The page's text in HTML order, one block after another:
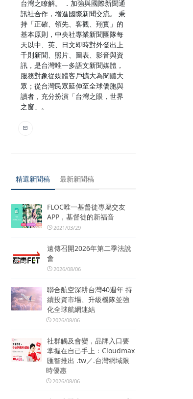
台灣之瞭解。 ．加強與國際新聞通
訊社合作，增進國際新聞交流。 秉
持「正確、領先、客觀、翔實」的
基本原則，中央社專業新聞團隊每
天以中、英、日文即時對外發出上
千則新聞、照片、圖表、影音與資
訊，是台灣唯一多語文新聞媒體，
服務對象從媒體客戶擴大為閱聽大
眾；從台灣民眾延伸至全球僑胞與
讀者，充分扮演「台灣之眼，世界
之窗」。
精選新聞稿 最新新聞稿
FLOC唯一基督徒專屬交友
APP，基督徒的新福音
2021/03/29
遠傳召開2026年第二季法說
會
2026/08/06
聯合航空深耕台灣40週年 持
續投資市場、升級機隊並強
化全球航網連結
2026/08/06
社群觸及會變，品牌入口要
掌握在自己手上：Cloudmax
匯智推出 .tw／.台灣網域限
時優惠
2026/08/06